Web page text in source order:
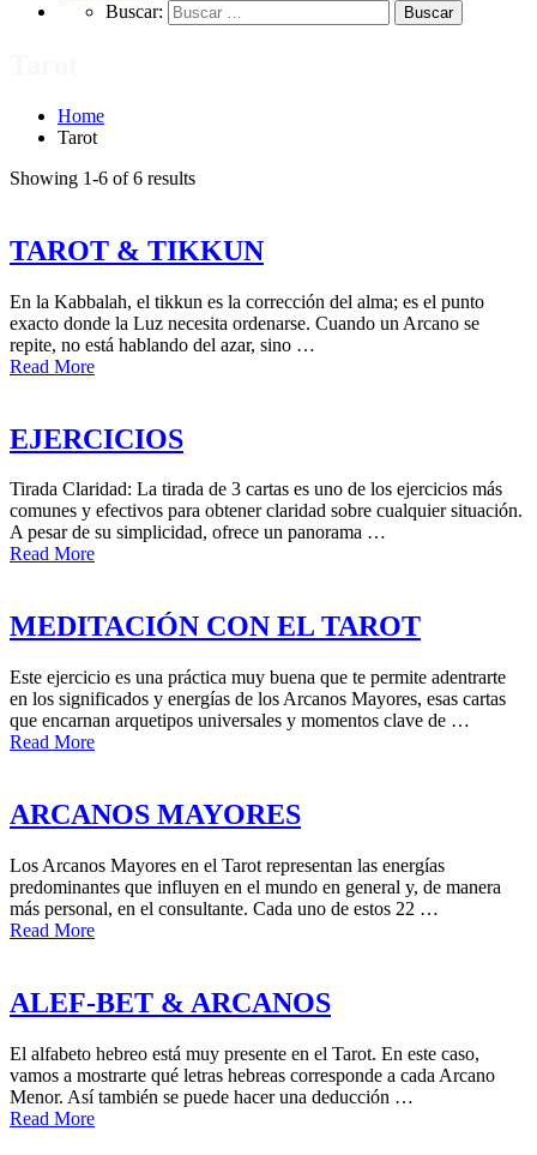
Buscar:
Home
Tarot
Showing 1-6 of 6 results
TAROT & TIKKUN
En la Kabbalah, el tikkun es la corrección del alma; es el punto
exacto donde la Luz necesita ordenarse. Cuando un Arcano se
repite, no está hablando del azar, sino …
Read More
EJERCICIOS
Tirada Claridad: La tirada de 3 cartas es uno de los ejercicios más
comunes y efectivos para obtener claridad sobre cualquier situación.
A pesar de su simplicidad, ofrece un panorama …
Read More
MEDITACIÓN CON EL TAROT
Este ejercicio es una práctica muy buena que te permite adentrarte
en los significados y energías de los Arcanos Mayores, esas cartas
que encarnan arquetipos universales y momentos clave de …
Read More
ARCANOS MAYORES
Los Arcanos Mayores en el Tarot representan las energías
predominantes que influyen en el mundo en general y, de manera
más personal, en el consultante. Cada uno de estos 22 …
Read More
ALEF-BET & ARCANOS
El alfabeto hebreo está muy presente en el Tarot. En este caso,
vamos a mostrarte qué letras hebreas corresponde a cada Arcano
Menor. Así también se puede hacer una deducción …
Read More